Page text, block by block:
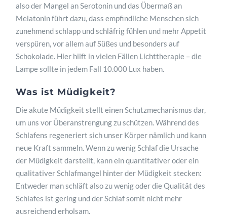
also der Mangel an Serotonin und das Übermaß an
Melatonin führt dazu, dass empfindliche Menschen sich
zunehmend schlapp und schläfrig fühlen und mehr Appetit
verspüren, vor allem auf Süßes und besonders auf
Schokolade. Hier hilft in vielen Fällen Lichttherapie – die
Lampe sollte in jedem Fall 10.000 Lux haben.
Was ist Müdigkeit?
Die akute Müdigkeit stellt einen Schutzmechanismus dar,
um uns vor Überanstrengung zu schützen. Während des
Schlafens regeneriert sich unser Körper nämlich und kann
neue Kraft sammeln. Wenn zu wenig Schlaf die Ursache
der Müdigkeit darstellt, kann ein quantitativer oder ein
qualitativer Schlafmangel hinter der Müdigkeit stecken:
Entweder man schläft also zu wenig oder die Qualität des
Schlafes ist gering und der Schlaf somit nicht mehr
ausreichend erholsam.